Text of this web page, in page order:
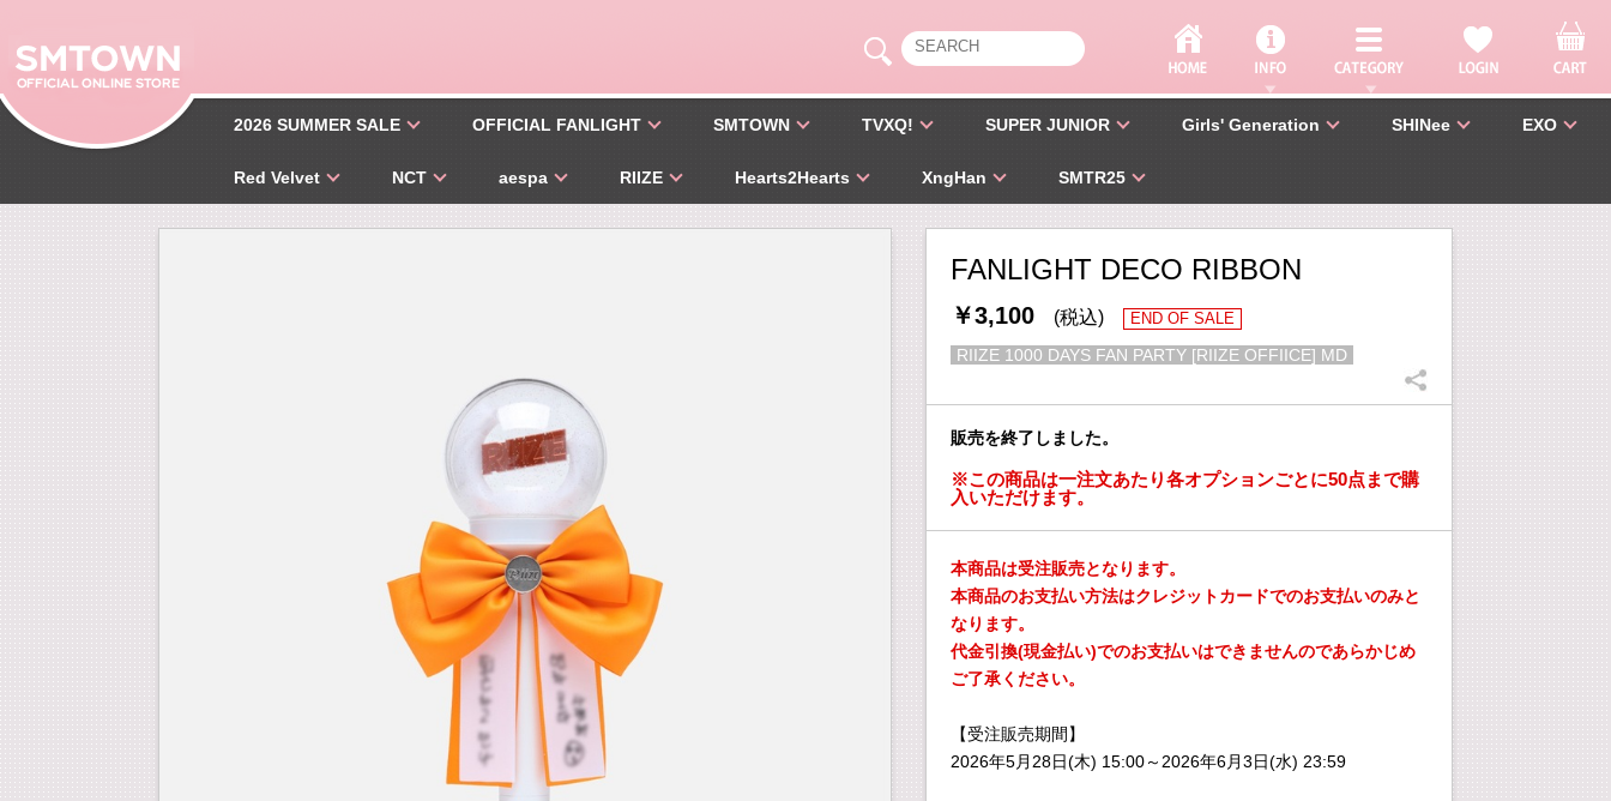
2026 SUMMER SALE OFFICIAL FANLIGHT SMTOWN TVXQ! SUPER JUNIOR Girls' Generation SHINee EXO
Red Velvet NCT aespa RIIZE Hearts2Hearts XngHan SMTR25
FANLIGHT DECO RIBBON
￥3,100 (税込) END OF SALE
RIIZE 1000 DAYS FAN PARTY [RIIZE OFFIICE] MD
販売を終了しました。
※この商品は一注文あたり各オプションごとに50点まで購
入いただけます。
本商品は受注販売となります。
本商品のお支払い方法はクレジットカードでのお支払いのみと
なります。
代金引換(現金払い)でのお支払いはできませんのであらかじめ
ご了承ください。
【受注販売期間】
2026年5月28日(木) 15:00～2026年6月3日(水) 23:59